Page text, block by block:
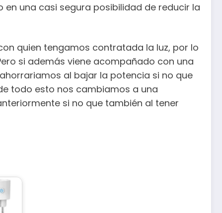
una casi segura posibilidad de reducir la
quien tengamos contratada la luz, por lo
si además viene acompañado con una
al bajar la potencia si no que
todo esto nos cambiamos a una
si no que también al tener